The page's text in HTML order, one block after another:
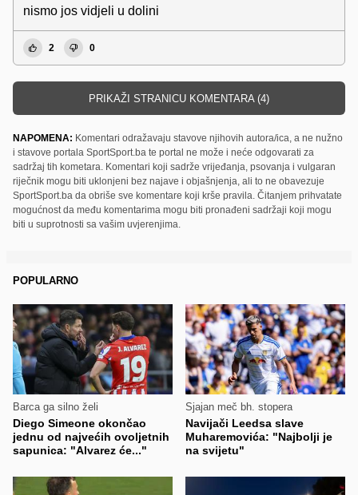
nismo jos vidjeli u dolini
2 0
PRIKAŽI STRANICU KOMENTARA (4)
NAPOMENA: Komentari odražavaju stavove njihovih autora/ica, a ne nužno
i stavove portala SportSport.ba te portal ne može i neće odgovarati za
sadržaj tih kometara. Komentari koji sadrže vrijeđanja, psovanja i vulgaran
riječnik mogu biti uklonjeni bez najave i objašnjenja, ali to ne obavezuje
SportSport.ba da obriše sve komentare koji krše pravila. Čitanjem prihvatate
mogućnost da među komentarima mogu biti pronađeni sadržaji koji mogu
biti u suprotnosti sa vašim uvjerenjima.
POPULARNO
Barca ga silno želi
Diego Simeone okončao
jednu od najvećih ovoljetnih
sapunica: "Alvarez će..."
Sjajan meč bh. stopera
Navijači Leedsa slave
Muharemovića: "Najbolji je
na svijetu"